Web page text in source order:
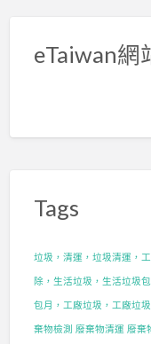
eTaiwan網
Tags
垃圾，清運，垃圾清運，
除，生活垃圾，生活垃圾
包月，工廠垃圾，工廠垃
棄物檢測 廢棄物清運 廢棄